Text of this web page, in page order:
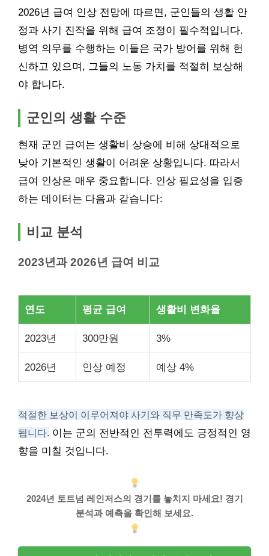
2026년 급여 인상 전망에 따르면, 군인들의 생활 안
정과 사기 진작을 위해 급여 조정이 필수적입니다.
병역 의무를 수행하는 이들은 국가 방어를 위해 헌
신하고 있으며, 그들의 노동 가치를 적절히 보상해
야 합니다.
군인의 생활 수준
현재 군인 급여는 생활비 상승에 비해 상대적으로
낮아 기본적인 생활이 어려운 상황입니다. 따라서
급여 인상은 매우 중요합니다. 인상 필요성을 입증
하는 데이터는 다음과 같습니다:
비교 분석
2023년과 2026년 급여 비교
연도 평균 급여 생활비 변화율
2023년 300만원 3%
2026년 인상 예정 예상 4%
적절한 보상이 이루어져야 사기와 직무 만족도가 향상
됩니다. 이는 군의 전반적인 전투력에도 긍정적인 영
향을 미칠 것입니다.
2024년 토트넘 레인저스의 경기를 놓치지 마세요! 경기
분석과 예측을 확인해 보세요.